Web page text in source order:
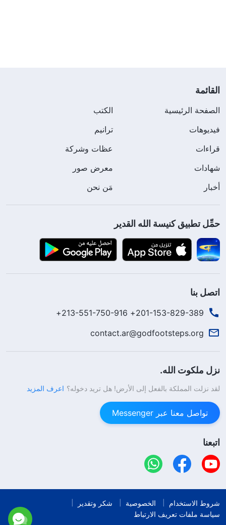
القائمة
الصفحة الرئيسية
الكتب
فيديوهات
ترانيم
قراءات
عظات وشركة
شهادات
معرض صور
أخبار
مَن نحن
حمِّل تطبيق كنيسة الله القدير
اتصل بنا
201-153-829-389+ 213-551-750-916+
contact.ar@godfootsteps.org
نزل ملكوت الله.
لقد نزلت المملكة بالفعل إلى الأرض! هل تريد دخوله؟ اعرف المزيد
تواصل معنا عبر Messenger
اتبعنا
شروط الاستخدام الخصوصية
شكر وتقدير
سياسة ملفات تعريف الارتباط